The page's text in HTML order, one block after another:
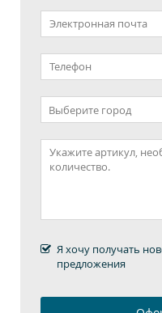
Я хочу получать
предложения